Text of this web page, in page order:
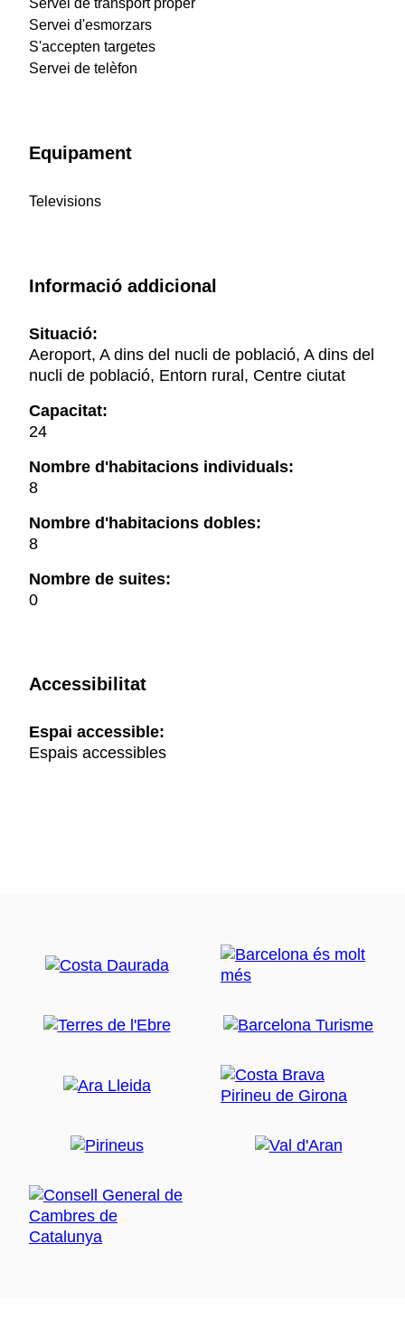
Servei de transport proper
Servei d'esmorzars
S'accepten targetes
Servei de telèfon
Equipament
Televisions
Informació addicional
Situació:
Aeroport, A dins del nucli de població, A dins del
nucli de població, Entorn rural, Centre ciutat
Capacitat:
24
Nombre d'habitacions individuals:
8
Nombre d'habitacions dobles:
8
Nombre de suites:
0
Accessibilitat
Espai accessible:
Espais accessibles